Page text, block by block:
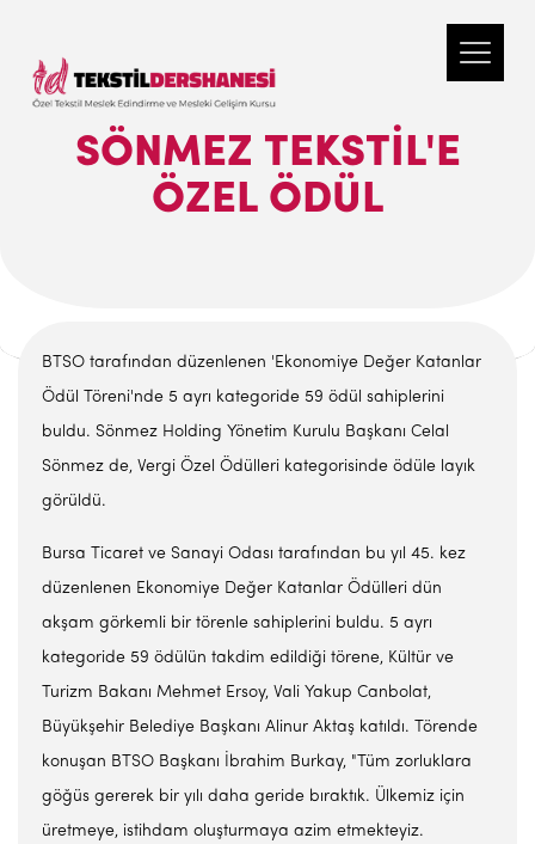
SÖNMEZ TEKSTIL'E
ÖZEL ÖDÜL
BTSO tarafından düzenlenen 'Ekonomiye Değer Katanlar
Ödül Töreni'nde 5 ayrı kategoride 59 ödül sahiplerini
buldu. Sönmez Holding Yönetim Kurulu Başkanı Celal
Sönmez de, Vergi Özel Ödülleri kategorisinde ödüle layık
görüldü.
Bursa Ticaret ve Sanayi Odası tarafından bu yıl 45. kez
düzenlenen Ekonomiye Değer Katanlar Ödülleri dün
akşam görkemli bir törenle sahiplerini buldu. 5 ayrı
kategoride 59 ödülün takdim edildiği törene, Kültür ve
Turizm Bakanı Mehmet Ersoy, Vali Yakup Canbolat,
Büyükşehir Belediye Başkanı Alinur Aktaş katıldı. Törende
konuşan BTSO Başkanı İbrahim Burkay, "Tüm zorluklara
göğüs gererek bir yılı daha geride bıraktık. Ülkemiz için
üretmeye, istihdam oluşturmaya azim etmekteyiz.